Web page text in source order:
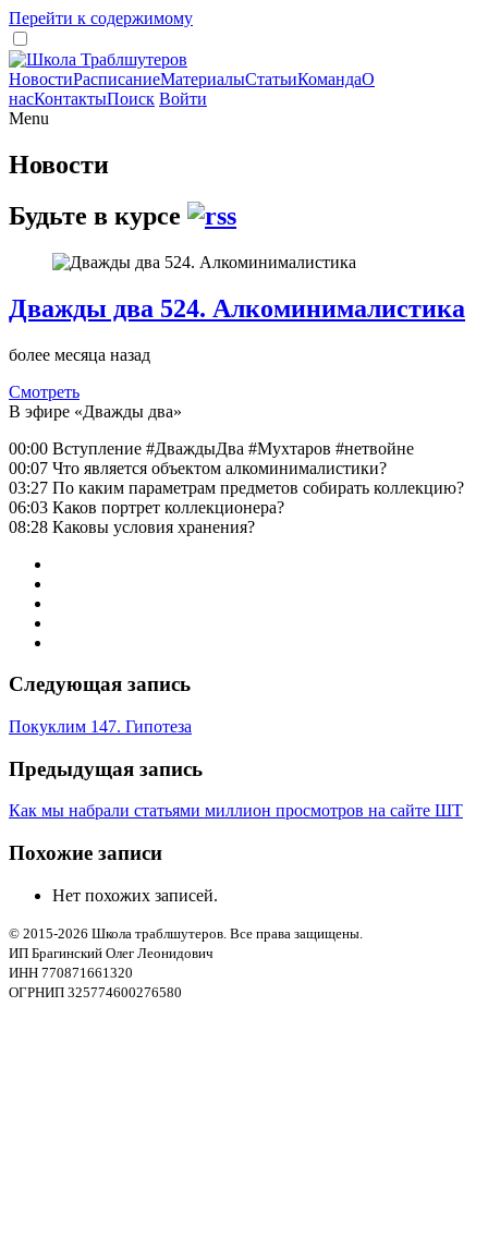
Перейти к содержимому
НовостиРасписаниеМатериалыСтатьиКомандаО
насКонтактыПоиск Войти
Menu
Новости
Будьте в курсе
Дважды два 524. Алкоминималистика
более месяца назад
Смотреть
В эфире «Дважды два»
00:00 Вступление #ДваждыДва #Мухтаров #нетвойне
00:07 Что является объектом алкоминималистики?
03:27 По каким параметрам предметов собирать коллекцию?
06:03 Каков портрет коллекционера?
08:28 Каковы условия хранения?
Следующая запись
Покуклим 147. Гипотеза
Предыдущая запись
Как мы набрали статьями миллион просмотров на сайте ШТ
Похожие записи
Нет похожих записей.
© 2015-2026 Школа траблшутеров. Все права защищены.
ИП Брагинский Олег Леонидович
ИНН 770871661320
ОГРНИП 325774600276580